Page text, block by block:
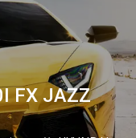
FX JAZZ